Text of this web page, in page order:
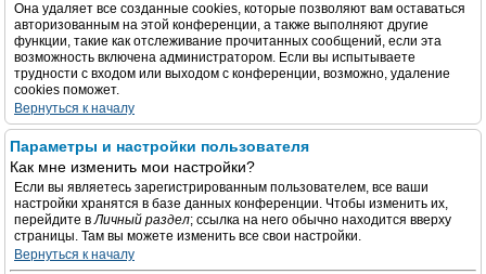
Она удаляет все созданные cookies, которые позволяют вам оставаться
авторизованным на этой конференции, а также выполняют другие
функции, такие как отслеживание прочитанных сообщений, если эта
возможность включена администратором. Если вы испытываете
трудности с входом или выходом с конференции, возможно, удаление
cookies поможет.
Вернуться к началу
Параметры и настройки пользователя
Как мне изменить мои настройки?
Если вы являетесь зарегистрированным пользователем, все ваши
настройки хранятся в базе данных конференции. Чтобы изменить их,
перейдите вЛичный раздел; ссылка на него обычно находится вверху
страницы. Там вы можете изменить все свои настройки.
Вернуться к началу